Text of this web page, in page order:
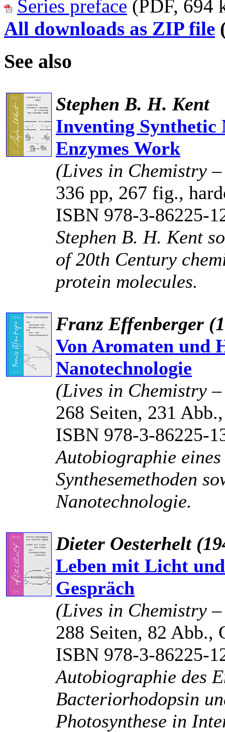
Series preface (PDF, 694
All downloads as ZIP file
See also
Stephen B. H. Kent
Inventing Synthetic
Enzymes Work
(Lives in Chemistry
336 pp, 267 fig.,
ISBN 978-3-86225-
Stephen B. H. Kent
of 20th Century
protein molecules.
Franz Effenberger
Von Aromaten und
Nanotechnologie
(Lives in Chemistry
268 Seiten, 231
ISBN 978-3-86225-
Autobiographie
Synthesemethoden
Nanotechnologie.
Dieter Oesterhelt
Leben mit Licht
Gespräch
(Lives in Chemistry
288 Seiten, 82 Abb.,
ISBN 978-3-86225-
Autobiographie des
Bacteriorhodopsin
Photosynthese in